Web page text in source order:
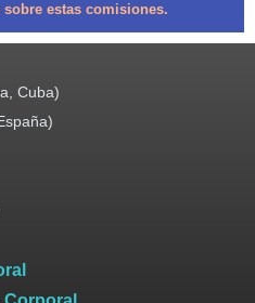
estas comisiones.
Cuba)